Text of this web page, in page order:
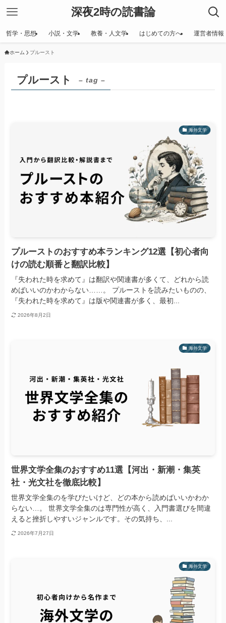
深夜2時の読書論
哲学・思想 小説・文学 教養・人文学 はじめての方へ 運営者情報
ホーム プルースト
プルースト – tag –
海外文学
プルーストのおすすめ本ランキング12選【初心者向
けの読む順番と翻訳比較】
『失われた時を求めて』は翻訳や関連書が多くて、どれから読
めばいいのかわからない……。 プルーストを読みたいものの、
『失われた時を求めて』は版や関連書が多く、最初...
2026年8月2日
海外文学
世界文学全集のおすすめ11選【河出・新潮・集英
社・光文社を徹底比較】
世界文学全集のを学びたいけど、どの本から読めばいいかわか
らない…。 世界文学全集のは専門性が高く、入門書選びを間違
えると挫折しやすいジャンルです。その気持ち、...
2026年7月27日
海外文学